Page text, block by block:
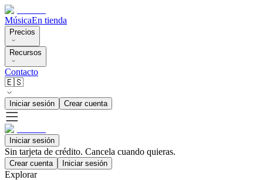
MúsicaEn tienda
Precios
Recursos
Contacto
🇪🇸
Iniciar sesión Crear cuenta
Iniciar sesión
Sin tarjeta de crédito. Cancela cuando quieras.
Crear cuenta Iniciar sesión
Explorar